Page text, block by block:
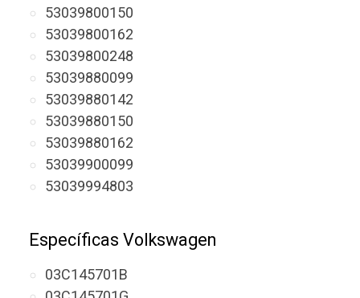
53039800150
53039800162
53039800248
53039880099
53039880142
53039880150
53039880162
53039900099
53039994803
Específicas Volkswagen
03C145701B